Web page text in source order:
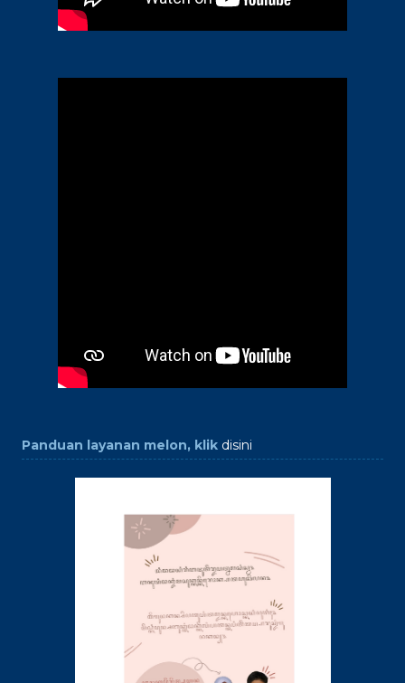
Panduan layanan melon, klik disini